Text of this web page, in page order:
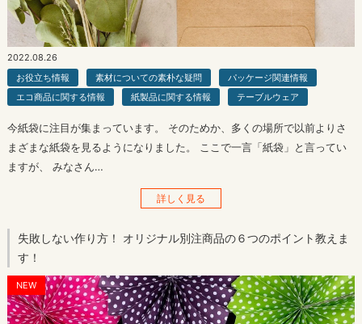
2022.08.26
お役立ち情報
素材についての素朴な疑問
パッケージ関連情報
エコ商品に関する情報
紙製品に関する情報 テーブルウェア
今紙袋に注目が集まっています。 そのためか、多くの場所で以前よりさ
まざまな紙袋を見るようになりました。 ここで一言「紙袋」と言ってい
ますが、 みなさん…
詳しく見る
失敗しない作り方！ オリジナル別注商品の６つのポイント教えま
す！
NEW